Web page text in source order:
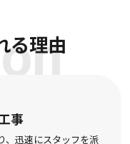
る理由
事
、迅速にスタッフを派